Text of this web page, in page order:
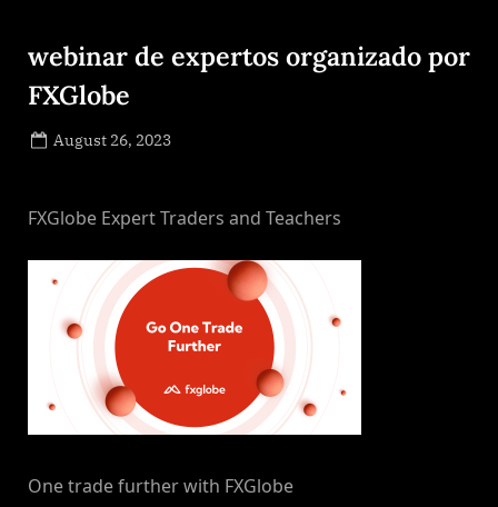
webinar de expertos organizado por
FXGlobe
Posted
August 26, 2023
FXGlobe Expert Traders and Teachers
One trade further with FXGlobe